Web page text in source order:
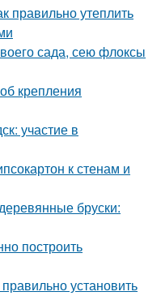
правильно утеплить
сада, сею флоксы
крепления
участие в
к стенам и
бруски:
построить
установить